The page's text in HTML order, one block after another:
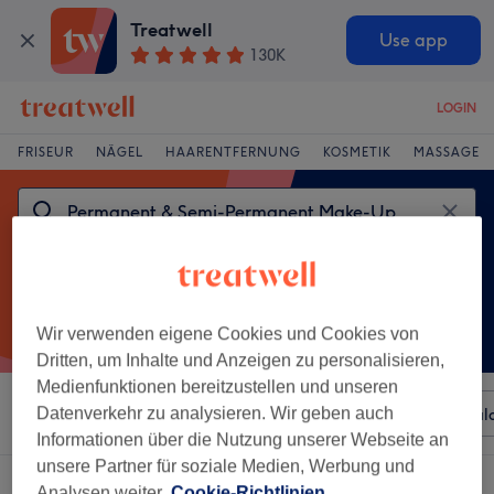
Treatwell
130K
Use app
LOGIN
FRISEUR NÄGEL HAARENTFERNUNG KOSMETIK MASSAGE
Sortieren nach Beliebiger Preis Besonderheiten
Ein Salon, der anbietet:
Wir verwenden eigene Cookies und Cookies von
Dritten, um Inhalte und Anzeigen zu personalisieren,
Medienfunktionen bereitzustellen und unseren
Datenverkehr zu analysieren. Wir geben auch
Informationen über die Nutzung unserer Webseite an
unsere Partner für soziale Medien, Werbung und